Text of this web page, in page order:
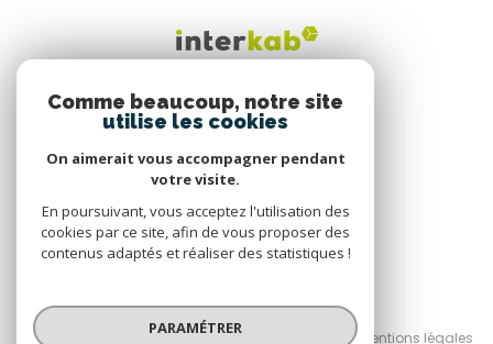
Nous suivre
© 2026 | Tous droits réservés
Nos honoraires
Nos partenaires Mentions légales
Comme beaucoup, notre site
utilise les cookies
On aimerait vous accompagner pendant
votre visite.
En poursuivant, vous acceptez l'utilisation des
cookies par ce site, afin de vous proposer des
contenus adaptés et réaliser des statistiques !
PARAMÉTRER